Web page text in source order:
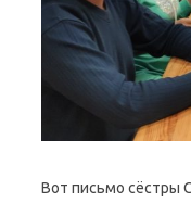
Вот письмо сёстры